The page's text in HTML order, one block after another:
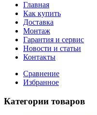
Главная
Как купить
Доставка
Монтаж
Гарантия и сервис
Новости и статьи
Контакты
Сравнение
Избранное
Категории товаров